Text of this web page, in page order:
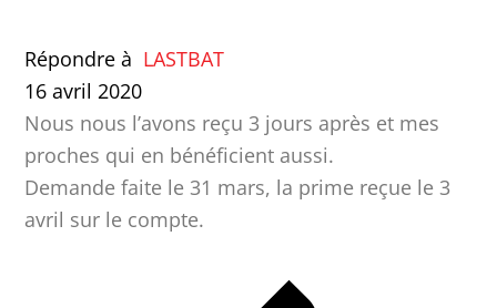
Répondre à LASTBAT
16 avril 2020
Nous nous l’avons reçu 3 jours après et mes
proches qui en bénéficient aussi.
Demande faite le 31 mars, la prime reçue le 3
avril sur le compte.